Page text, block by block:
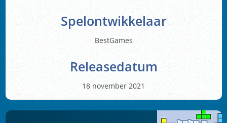
Spelontwikkelaar
BestGames
Releasedatum
18 november 2021